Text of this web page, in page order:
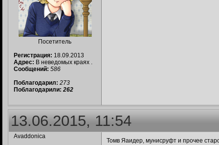
Посетитель
Регистрация: 18.09.2013
Адрес: В неведомых краях .
Сообщений: 586
Поблагодарил: 273
Поблагодарили: 262
13.06.2015, 11:54
Avaddonica
Томв Яаидер, мунисруфт и прочее